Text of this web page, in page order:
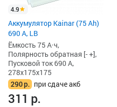
4.9
Аккумулятор Kainar (75 Ah)
690 А, LB
Ёмкость 75 А·ч,
Полярность обратная [- +],
Пусковой ток 690 А,
278x175x175
290р. при сдаче акб
311 р.